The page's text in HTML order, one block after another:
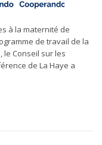
à la maternité de
de travail de la
le Conseil sur les
de La Haye a